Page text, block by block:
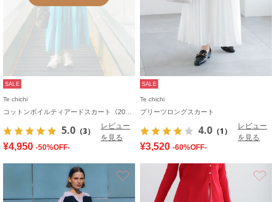
SALE
Te chichi
5.0 （3）
レビュー
を見る
¥4,950 -50%OFF-
SALE
Te chichi
プリーツロングスカート
4.0 （1）
レビュー
を見る
¥3,520 -60%OFF-
お気に入り